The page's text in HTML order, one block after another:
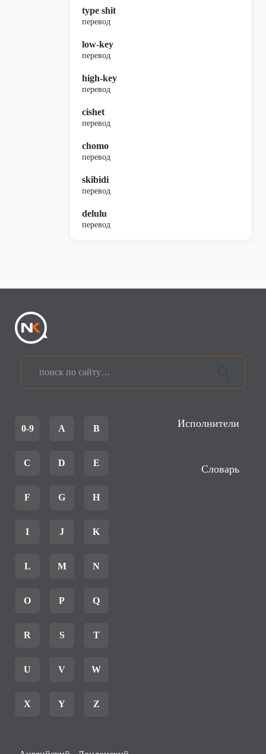
type shit
перевод
low-key
перевод
high-key
перевод
cishet
перевод
chomo
перевод
skibidi
перевод
delulu
перевод
0-9 A B
C D E
F G H
I J K
L M N
O P Q
R S T
U V W
X Y Z
Исполнители
Словарь